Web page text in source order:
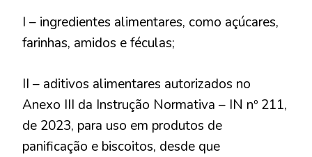
I – ingredientes alimentares, como açúcares,
farinhas, amidos e féculas;
II – aditivos alimentares autorizados no
Anexo III da Instrução Normativa – IN nº 211,
de 2023, para uso em produtos de
panificação e biscoitos, desde que